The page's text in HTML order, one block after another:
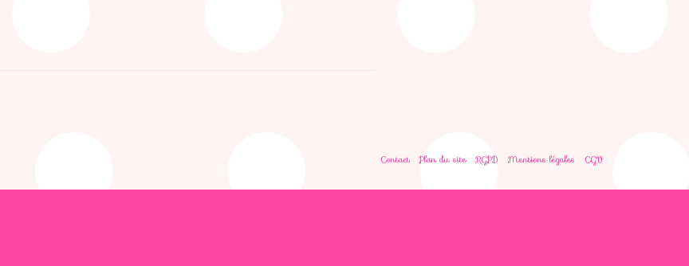
Contact Plan du site RGPD Mentions légales CGV